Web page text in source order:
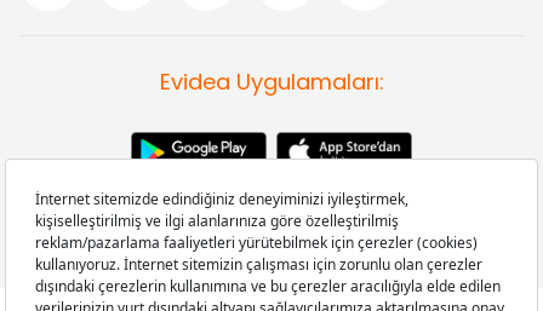
Evidea Uygulamaları: